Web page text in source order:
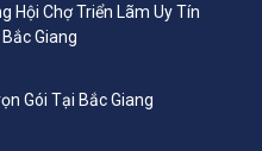
Hội Chợ Triển Lãm Uy Tín
Giang
Gói Tại Bắc Giang